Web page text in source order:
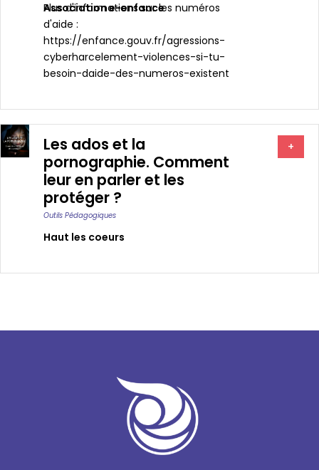
Association e-enfance
Plus d'informations sur les numéros
d'aide :
https://enfance.gouv.fr/agressions-
cyberharcelement-violences-si-tu-
besoin-daide-des-numeros-existent
Les ados et la
pornographie. Comment
leur en parler et les
protéger ?
Outils Pédagogiques
Haut les coeurs
+